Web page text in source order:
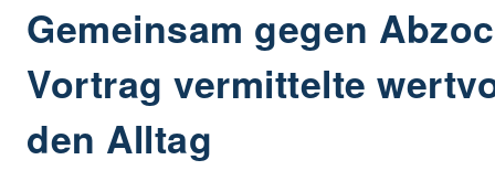
Gemeinsam gegen
Vortrag vermittelte
den Alltag